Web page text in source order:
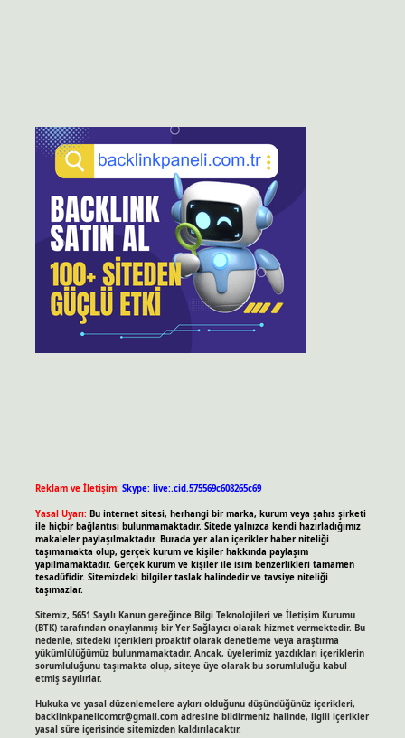
Reklam ve İletişim: Skype: live:.cid.575569c608265c69
Yasal Uyarı: Bu internet sitesi, herhangi bir marka, kurum veya şahıs şirketi
ile hiçbir bağlantısı bulunmamaktadır. Sitede yalnızca kendi hazırladığımız
makaleler paylaşılmaktadır. Burada yer alan içerikler haber niteliği
taşımamakta olup, gerçek kurum ve kişiler hakkında paylaşım
yapılmamaktadır. Gerçek kurum ve kişiler ile isim benzerlikleri tamamen
tesadüfidir. Sitemizdeki bilgiler taslak halindedir ve tavsiye niteliği
taşımazlar.
Sitemiz, 5651 Sayılı Kanun gereğince Bilgi Teknolojileri ve İletişim Kurumu
(BTK) tarafından onaylanmış bir Yer Sağlayıcı olarak hizmet vermektedir. Bu
nedenle, sitedeki içerikleri proaktif olarak denetleme veya araştırma
yükümlülüğümüz bulunmamaktadır. Ancak, üyelerimiz yazdıkları içeriklerin
sorumluluğunu taşımakta olup, siteye üye olarak bu sorumluluğu kabul
etmiş sayılırlar.
Hukuka ve yasal düzenlemelere aykırı olduğunu düşündüğünüz içerikleri,
backlinkpanelicomtr@gmail.comadresine bildirmeniz halinde, ilgili içerikler
yasal süre içerisinde sitemizden kaldırılacaktır.